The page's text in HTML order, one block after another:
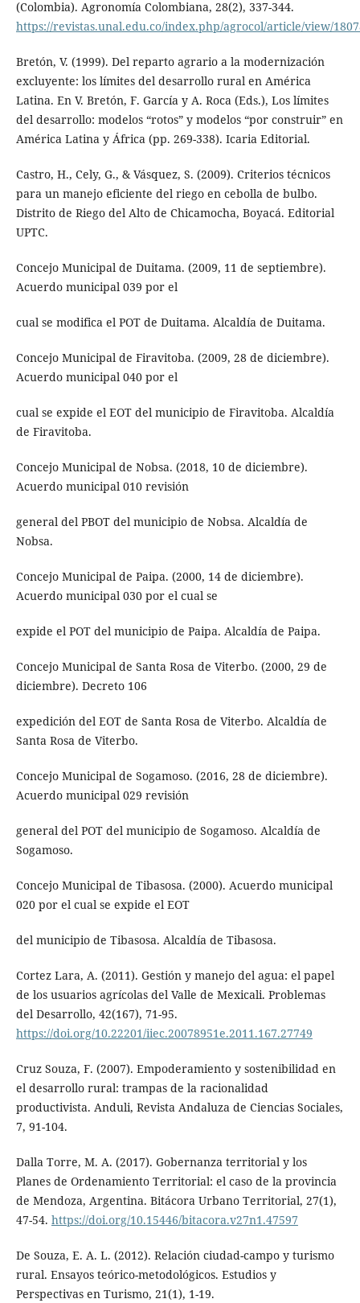
(Colombia). Agronomía Colombiana, 28(2), 337-344.
https://revistas.unal.edu.co/index.php/agrocol/article/view/
Bretón, V. (1999). Del reparto agrario a la modernización
excluyente: los límites del desarrollo rural en América
Latina. En V. Bretón, F. García y A. Roca (Eds.), Los límites
del desarrollo: modelos “rotos” y modelos “por construir” en
América Latina y África (pp. 269-338). Icaria Editorial.
Castro, H., Cely, G., & Vásquez, S. (2009). Criterios técnicos
para un manejo eficiente del riego en cebolla de bulbo.
Distrito de Riego del Alto de Chicamocha, Boyacá. Editorial
UPTC.
Concejo Municipal de Duitama. (2009, 11 de septiembre).
Acuerdo municipal 039 por el
cual se modifica el POT de Duitama. Alcaldía de Duitama.
Concejo Municipal de Firavitoba. (2009, 28 de diciembre).
Acuerdo municipal 040 por el
cual se expide el EOT del municipio de Firavitoba. Alcaldía
de Firavitoba.
Concejo Municipal de Nobsa. (2018, 10 de diciembre).
Acuerdo municipal 010 revisión
general del PBOT del municipio de Nobsa. Alcaldía de
Nobsa.
Concejo Municipal de Paipa. (2000, 14 de diciembre).
Acuerdo municipal 030 por el cual se
expide el POT del municipio de Paipa. Alcaldía de Paipa.
Concejo Municipal de Santa Rosa de Viterbo. (2000, 29 de
diciembre). Decreto 106
expedición del EOT de Santa Rosa de Viterbo. Alcaldía de
Santa Rosa de Viterbo.
Concejo Municipal de Sogamoso. (2016, 28 de diciembre).
Acuerdo municipal 029 revisión
general del POT del municipio de Sogamoso. Alcaldía de
Sogamoso.
Concejo Municipal de Tibasosa. (2000). Acuerdo municipal
020 por el cual se expide el EOT
del municipio de Tibasosa. Alcaldía de Tibasosa.
Cortez Lara, A. (2011). Gestión y manejo del agua: el papel
de los usuarios agrícolas del Valle de Mexicali. Problemas
del Desarrollo, 42(167), 71-95.
https://doi.org/10.22201/iiec.20078951e.2011.167.27749
Cruz Souza, F. (2007). Empoderamiento y sostenibilidad en
el desarrollo rural: trampas de la racionalidad
productivista. Anduli, Revista Andaluza de Ciencias Sociales,
7, 91-104.
Dalla Torre, M. A. (2017). Gobernanza territorial y los
Planes de Ordenamiento Territorial: el caso de la provincia
de Mendoza, Argentina. Bitácora Urbano Territorial, 27(1),
47-54. https://doi.org/10.15446/bitacora.v27n1.47597
De Souza, E. A. L. (2012). Relación ciudad-campo y turismo
rural. Ensayos teórico-metodológicos. Estudios y
Perspectivas en Turismo, 21(1), 1-19.